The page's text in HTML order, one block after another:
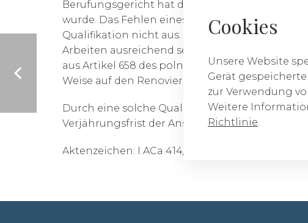
Berufungsgericht hat das Argument der
wurde. Das Fehlen eines Musters und die
Qualifikation nicht aus. Das Gericht teilte die
Arbeiten ausreichend sei und das Fehlen eines
aus Artikel 658 des polnischen
Weise auf den Renovierungsvertrag
Durch eine solche Qualifizierung der
Verjährungsfrist der Ansprüche nicht 2, sondern
Aktenzeichen: I ACa 414/20
Cookies
Unsere Website
Gerät
zur Verwendung
Weitere
Richtlinie.